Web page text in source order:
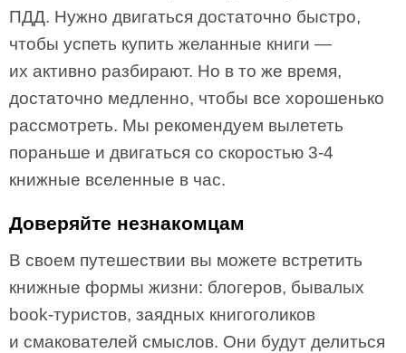
ПДД. Нужно двигаться достаточно быстро,
чтобы успеть купить желанные книги —
их активно разбирают. Но в то же время,
достаточно медленно, чтобы все хорошенько
рассмотреть. Мы рекомендуем вылететь
пораньше и двигаться со скоростью 3-4
книжные вселенные в час.
Доверяйте незнакомцам
В своем путешествии вы можете встретить
книжные формы жизни: блогеров, бывалых
book-туристов, заядных книгоголиков
и смакователей смыслов. Они будут делиться